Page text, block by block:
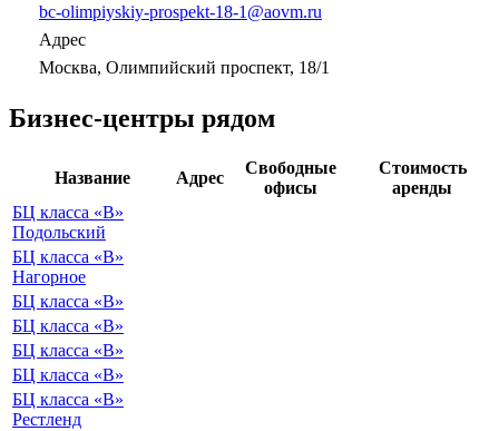
bc-olimpiyskiy-prospekt-18-1@aovm.ru
Адрес
Москва, Олимпийский проспект, 18/1
Бизнес-центры рядом
Название Адрес
Свободные
офисы
Стоимость
аренды
БЦ класса «B»
Подольский
БЦ класса «B»
Нагорное
БЦ класса «B»
БЦ класса «B»
БЦ класса «B»
БЦ класса «B»
БЦ класса «B»
Рестленд